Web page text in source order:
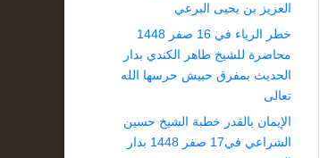
العزيز بن يحيى البرعي
خطر الرياء في 16 صفر 1448
محاضرة للشيخ طاهر الكندي بدار
الحديث بمفرق حبيش حرسها الله
تعالى
الإيمان بالقدر خطبة الشيخ حسين
الشراعي في17 صفر 1448 بدار